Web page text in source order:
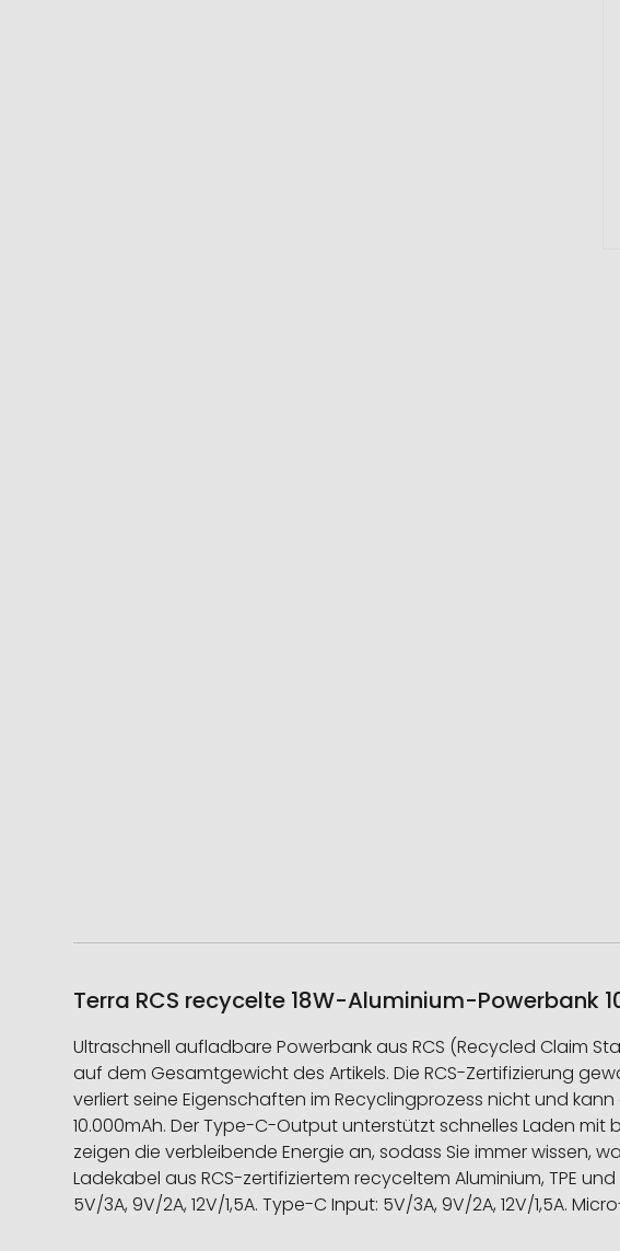
Terra RCS recycelte 18W-Aluminium-
Ultraschnell aufladbare Powerbank aus RCS (Recycled Claim
auf dem Gesamtgewicht des Artikels. Die RCS-Zertifizierung
verliert seine Eigenschaften im Recyclingprozess nicht und
10.000mAh. Der Type-C-Output unterstützt schnelles Laden
zeigen die verbleibende Energie an, sodass Sie immer wissen,
Ladekabel aus RCS-zertifiziertem recyceltem Aluminium, TPE
5V/3A, 9V/2A, 12V/1,5A. Type-C Input: 5V/3A, 9V/2A, 12V/1,5A.